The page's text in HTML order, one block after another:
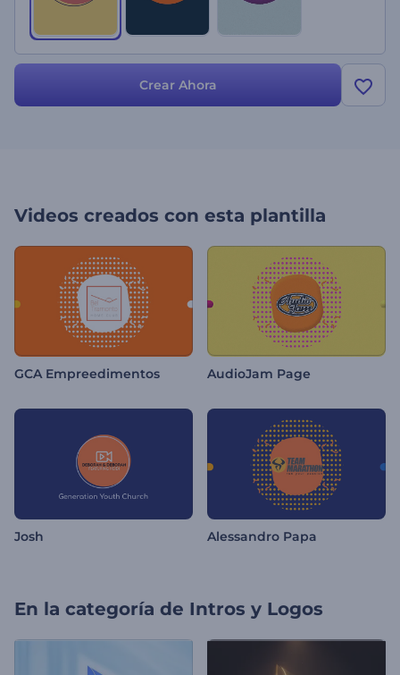
Crear Ahora
Videos creados con esta plantilla
GCA Empreedimentos AudioJam Page
Josh Alessandro Papa
En la categoría de Intros y Logos